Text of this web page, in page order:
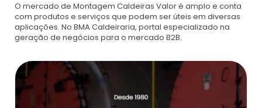
Caldeiras
Automação De Caldeiras
Caldeira De Recuperação
Caldeira De Recuperação Celulose
Inspecao Feitas Em Caldeiras
Cotação Inspeção De Caldeiras
Cotar Inspeção De Caldeiras
Montagem De Caldeira
Empresa De Montagem De Caldeiras A Gás
Caldeiras A Vapor
Anuncie
O mercado de Montagem Caldeiras Valor é amplo e conta
com produtos e serviços que podem ser úteis em diversas
aplicações. No BMA Caldeiraria, portal especializado na
geração de negócios para o mercado B2B.